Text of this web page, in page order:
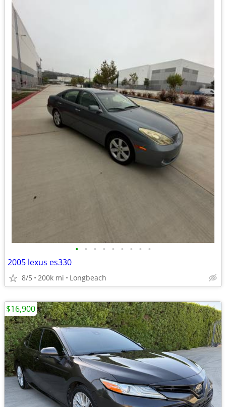
• • • • • • • • •
2005 lexus es330
8/5 200k mi Longbeach
$16,900